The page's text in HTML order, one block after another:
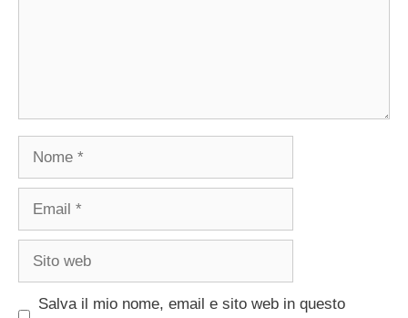
Salva il mio nome, email e sito web in questo